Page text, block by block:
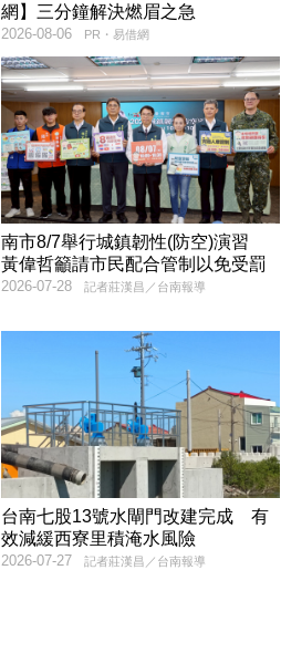
網】三分鐘解決燃眉之急
PR・易借網
2026-08-06
南市8/7舉行城鎮韌性(防空)演習
黃偉哲籲請市民配合管制以免受罰
記者莊漢昌／台南報導
2026-07-28
台南七股13號水閘門改建完成 有
效減緩西寮里積淹水風險
記者莊漢昌／台南報導
2026-07-27